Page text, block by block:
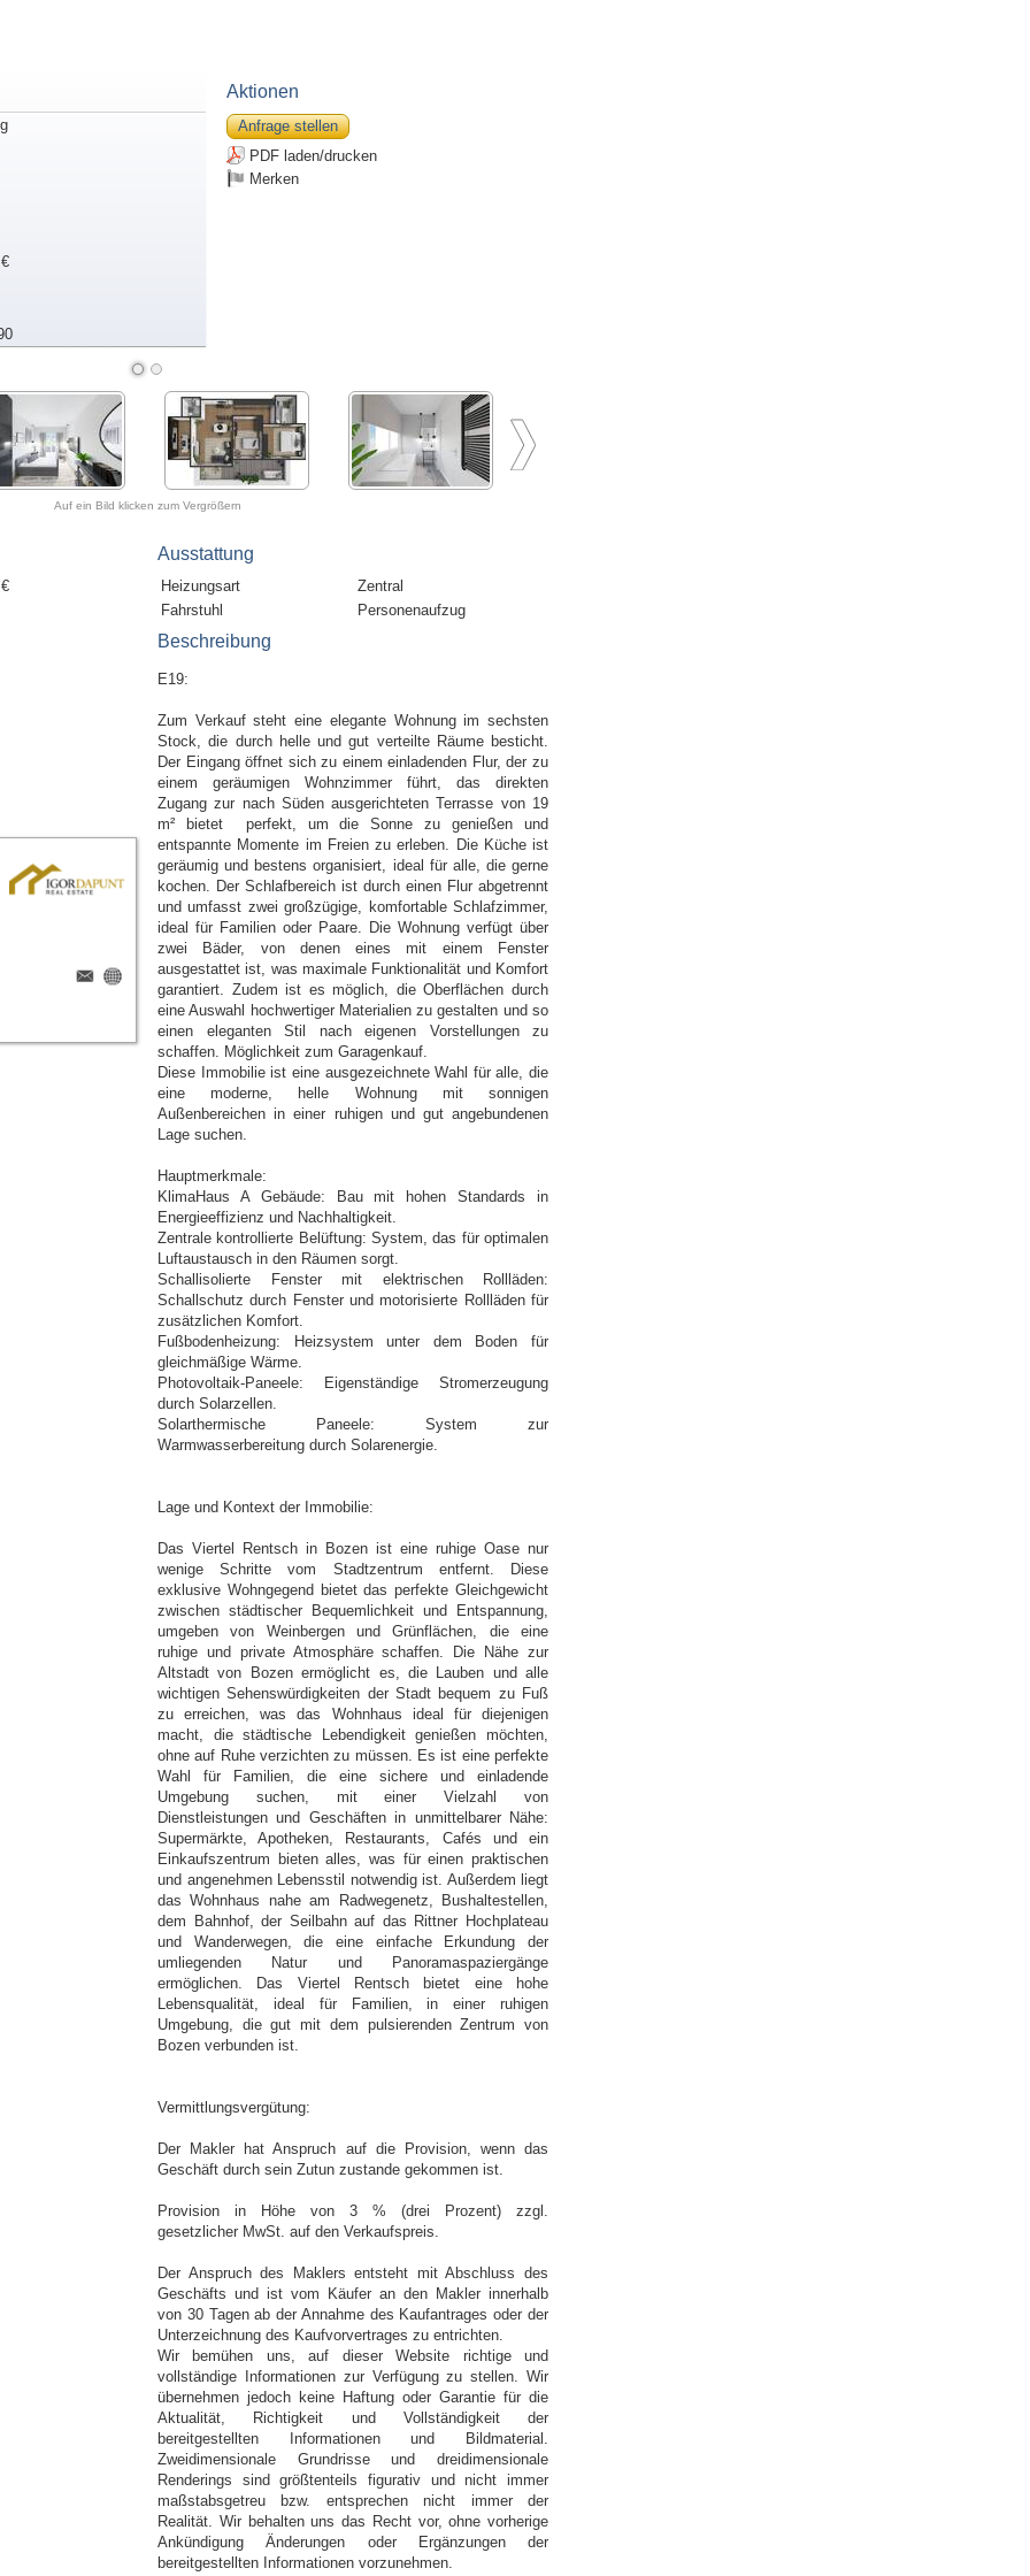
Aktionen
Anfrage stellen
PDF laden/drucken
Merken
Auf ein Bild klicken zum Vergrößern
Ausstattung
Heizungsart
Zentral
Fahrstuhl
Personenaufzug
Beschreibung
E19:
Zum Verkauf steht eine elegante Wohnung im sechsten
Stock, die durch helle und gut verteilte Räume besticht.
Der Eingang öffnet sich zu einem einladenden Flur, der zu
einem geräumigen Wohnzimmer führt, das direkten
Zugang zur nach Süden ausgerichteten Terrasse von 19
m² bietet  perfekt, um die Sonne zu genießen und
entspannte Momente im Freien zu erleben. Die Küche ist
geräumig und bestens organisiert, ideal für alle, die gerne
kochen. Der Schlafbereich ist durch einen Flur abgetrennt
und umfasst zwei großzügige, komfortable Schlafzimmer,
ideal für Familien oder Paare. Die Wohnung verfügt über
zwei Bäder, von denen eines mit einem Fenster
ausgestattet ist, was maximale Funktionalität und Komfort
garantiert. Zudem ist es möglich, die Oberflächen durch
eine Auswahl hochwertiger Materialien zu gestalten und so
einen eleganten Stil nach eigenen Vorstellungen zu
schaffen. Möglichkeit zum Garagenkauf.
Diese Immobilie ist eine ausgezeichnete Wahl für alle, die
eine moderne, helle Wohnung mit sonnigen
Außenbereichen in einer ruhigen und gut angebundenen
Lage suchen.
Hauptmerkmale:
KlimaHaus A Gebäude: Bau mit hohen Standards in
Energieeffizienz und Nachhaltigkeit.
Zentrale kontrollierte Belüftung: System, das für optimalen
Luftaustausch in den Räumen sorgt.
Schallisolierte Fenster mit elektrischen Rollläden:
Schallschutz durch Fenster und motorisierte Rollläden für
zusätzlichen Komfort.
Fußbodenheizung: Heizsystem unter dem Boden für
gleichmäßige Wärme.
Photovoltaik-Paneele: Eigenständige Stromerzeugung
durch Solarzellen.
Solarthermische Paneele: System zur
Warmwasserbereitung durch Solarenergie.
Lage und Kontext der Immobilie:
Das Viertel Rentsch in Bozen ist eine ruhige Oase nur
wenige Schritte vom Stadtzentrum entfernt. Diese
exklusive Wohngegend bietet das perfekte Gleichgewicht
zwischen städtischer Bequemlichkeit und Entspannung,
umgeben von Weinbergen und Grünflächen, die eine
ruhige und private Atmosphäre schaffen. Die Nähe zur
Altstadt von Bozen ermöglicht es, die Lauben und alle
wichtigen Sehenswürdigkeiten der Stadt bequem zu Fuß
zu erreichen, was das Wohnhaus ideal für diejenigen
macht, die städtische Lebendigkeit genießen möchten,
ohne auf Ruhe verzichten zu müssen. Es ist eine perfekte
Wahl für Familien, die eine sichere und einladende
Umgebung suchen, mit einer Vielzahl von
Dienstleistungen und Geschäften in unmittelbarer Nähe:
Supermärkte, Apotheken, Restaurants, Cafés und ein
Einkaufszentrum bieten alles, was für einen praktischen
und angenehmen Lebensstil notwendig ist. Außerdem liegt
das Wohnhaus nahe am Radwegenetz, Bushaltestellen,
dem Bahnhof, der Seilbahn auf das Rittner Hochplateau
und Wanderwegen, die eine einfache Erkundung der
umliegenden Natur und Panoramaspaziergänge
ermöglichen. Das Viertel Rentsch bietet eine hohe
Lebensqualität, ideal für Familien, in einer ruhigen
Umgebung, die gut mit dem pulsierenden Zentrum von
Bozen verbunden ist.
Vermittlungsvergütung:
Der Makler hat Anspruch auf die Provision, wenn das
Geschäft durch sein Zutun zustande gekommen ist.
Provision in Höhe von 3 % (drei Prozent) zzgl.
gesetzlicher MwSt. auf den Verkaufspreis.
Der Anspruch des Maklers entsteht mit Abschluss des
Geschäfts und ist vom Käufer an den Makler innerhalb
von 30 Tagen ab der Annahme des Kaufantrages oder der
Unterzeichnung des Kaufvorvertrages zu entrichten.
Wir bemühen uns, auf dieser Website richtige und
vollständige Informationen zur Verfügung zu stellen. Wir
übernehmen jedoch keine Haftung oder Garantie für die
Aktualität, Richtigkeit und Vollständigkeit der
bereitgestellten Informationen und Bildmaterial.
Zweidimensionale Grundrisse und dreidimensionale
Renderings sind größtenteils figurativ und nicht immer
maßstabsgetreu bzw. entsprechen nicht immer der
Realität. Wir behalten uns das Recht vor, ohne vorherige
Ankündigung Änderungen oder Ergänzungen der
bereitgestellten Informationen vorzunehmen.